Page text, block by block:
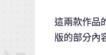
這兩款作品
版的部分內